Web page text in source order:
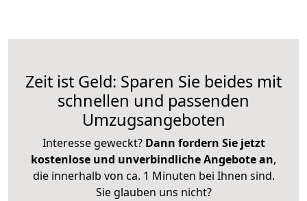
Zeit ist Geld: Sparen Sie beides mit
schnellen und passenden
Umzugsangeboten
Interesse geweckt? Dann fordern Sie jetzt
kostenlose und unverbindliche Angebote an,
die innerhalb von ca. 1 Minuten bei Ihnen sind.
Sie glauben uns nicht?